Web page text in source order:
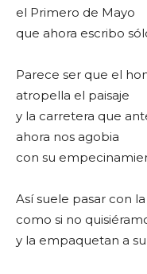
el Primero de Mayo
que ahora escribo
Parece ser que el
atropella el paisaje
y la carretera que
ahora nos agobia
con su
Así suele pasar con
como si no
y la empaquetan a